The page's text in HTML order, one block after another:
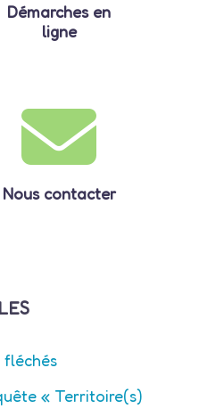
Démarches en
ligne
Nous contacter
fléchés
« Territoire(s)